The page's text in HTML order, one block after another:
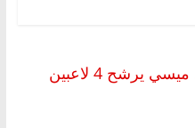
بينهم هداف ريال مدريد.. ميسي يرشح 4 لاعبين